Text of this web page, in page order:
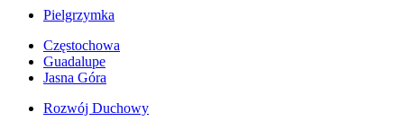
Pielgrzymka
Częstochowa
Guadalupe
Jasna Góra
Rozwój Duchowy